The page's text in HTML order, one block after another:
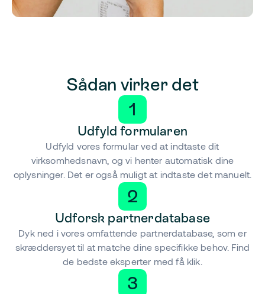
Sådan virker det
1
Udfyld formularen
Udfyld vores formular ved at indtaste dit
virksomhedsnavn, og vi henter automatisk dine
oplysninger. Det er også muligt at indtaste det manuelt.
2
Udforsk partnerdatabase
Dyk ned i vores omfattende partnerdatabase, som er
skræddersyet til at matche dine specifikke behov. Find
de bedste eksperter med få klik.
3